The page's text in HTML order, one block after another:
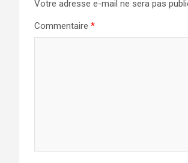
Votre adresse e-mail ne sera pas
Commentaire *